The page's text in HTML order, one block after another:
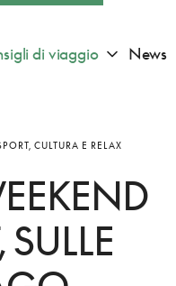
di viaggio Apri
News
CULTURA E RELAX